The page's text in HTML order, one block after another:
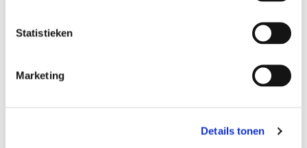
Statistieken
Marketing
Details tonen